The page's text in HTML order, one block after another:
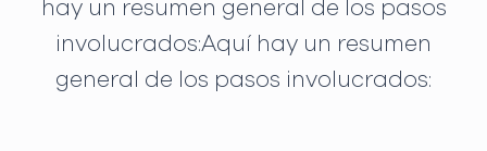
hay un resumen general de los pasos
involucrados:Aquí hay un resumen
general de los pasos involucrados: